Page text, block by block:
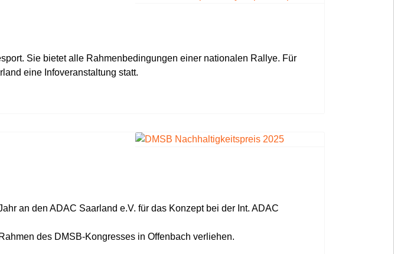
Sie bietet alle Rahmenbedingungen einer nationalen Rallye. Für
eine Infoveranstaltung statt.
an den ADAC Saarland e.V. für das Konzept bei der Int. ADAC
des DMSB-Kongresses in Offenbach verliehen.